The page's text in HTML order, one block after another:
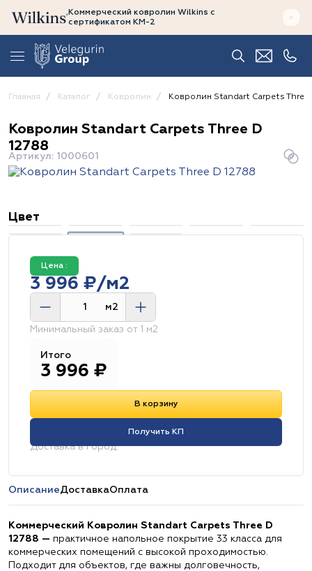
Коммерческий ковролин Wilkins с
сертификатом КМ-2
Главная Каталог Ковролин Ковролин Standart Carpets Three
Ковролин Standart Carpets Three D
12788
Артикул: 1000601
Цвет
Цена :
3 996 ₽/м2
м2
Минимальный заказ от 1 м2
Итого
3 996 ₽
В корзину
Получить КП
Доставка в город:
ОписаниеДоставкаОплата
Коммерческий Ковролин Standart Carpets Three D
12788 — практичное напольное покрытие 33 класса для
коммерческих помещений с высокой проходимостью.
Подходит для объектов, где важны долговечность,